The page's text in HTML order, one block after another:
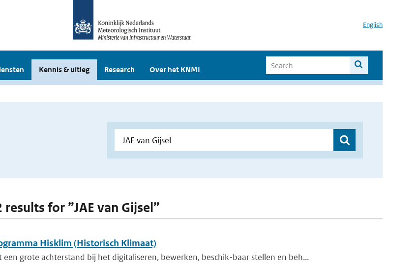
English
Kennis & uitleg Research Over het KNMI
results for ”JAE van Gijsel”
Hisklim (Historisch Klimaat)
een grote achterstand bij het digitaliseren, bewerken, beschik-baar stellen en beh...